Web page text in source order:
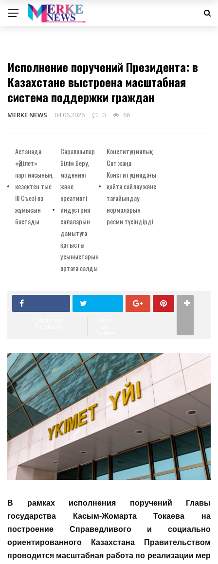
Исполнение поручений Президента: в
Казахстане выстроена масштабная
система поддержки граждан
MERKE NEWS 04.06.2026 0 66
Астанада
«Әділет»
партиясының
кезектен тыс
III Съезі өз
жұмысын
бастады
Сарапшылар
білім беру,
мәдениет
және
креативті
индустрия
салаларын
дамытуға
қатысты
ұсыныстарын
ортаға салды
Конституциялық
Сот жаңа
Конституциядағы
қайта сайлау және
тағайындау
нормаларын
ресми түсіндірді
В рамках исполнения поручений Главы
государства Касым-Жомарта Токаева на
построение Справедливого и социально
ориентированного Казахстана Правительством
проводится масштабная работа по реализации мер